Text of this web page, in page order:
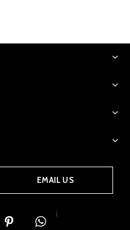
EMAIL US
{